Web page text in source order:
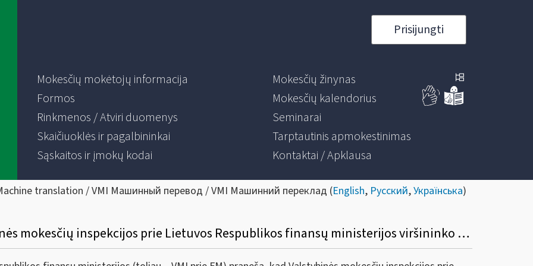
Prisijungti
Mokesčių mokėtojų informacija
Formos
Rinkmenos / Atviri duomenys
Skaičiuoklės ir pagalbininkai
Sąskaitos ir įmokų kodai
Mokesčių žinynas
Mokesčių kalendorius
Seminarai
Tarptautinis apmokestinimas
Kontaktai / Apklausa
translation / VMI Машинный перевод / VMI Машинний переклад (English, Русский,Українська)
Informacinis pranešimas dėl Valstybinės mokesčių inspekcijos prie Lietuvos Respublikos finansų ministerijos viršininko 2019 m. gruodžio 12 d. įsakymo Nr. VA- 93 „Dėl Pavyzdinės pajamų mokesčio deklaracijos GPM311 formos ir jos priedų formų ir jų užpildymo, pateikimo bei tikslinimo taisyklių patvirtinimo“ pakeitimo